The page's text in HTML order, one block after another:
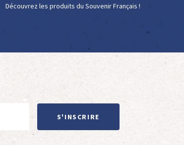
Découvrez les produits du Souvenir Français !
S'INSCRIRE